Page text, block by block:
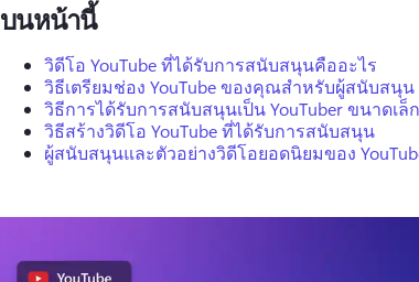
บนหน้านี้
วิดีโอ YouTube ที่ได้รับการสนับสนุนคืออะไร
วิธีเตรียมช่อง YouTube ของคุณสําหรับผู้สนับสนุน
วิธีการได้รับการสนับสนุนเป็น YouTuber ขนาดเล็ก
วิธีสร้างวิดีโอ YouTube ที่ได้รับการสนับสนุน
ผู้สนับสนุนและตัวอย่างวิดีโอยอดนิยมของ